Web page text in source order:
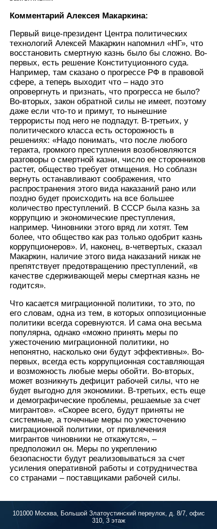
Комментарий Алексея Макаркина:
Первый вице-президент Центра политических
технологий Алексей Макаркин напомнил «НГ», что
восстановить смертную казнь было бы сложно. Во-
первых, есть решение Конституционного суда.
Например, там сказано о прогрессе РФ в правовой
сфере, а теперь выходит что – надо это
опровергнуть и признать, что прогресса не было?
Во-вторых, закон обратной силы не имеет, поэтому
даже если что-то и примут, то нынешние
террористы под него не подпадут. В-третьих, у
политического класса есть осторожность в
решениях: «Надо понимать, что после любого
теракта, громкого преступления возобновляются
разговоры о смертной казни, число ее сторонников
растет, общество требует отмщения. Но соблазн
вернуть останавливают соображения, что
распространения этого вида наказаний рано или
поздно будет происходить на все большее
количество преступлений. В СССР была казнь за
коррупцию и экономические преступления,
например. Чиновники этого вряд ли хотят. Тем
более, что общество как раз только одобрит казнь
коррупционеров». И, наконец, в-четвертых, сказал
Макаркин, наличие этого вида наказаний никак не
препятствует предотвращению преступлений, «в
качестве сдерживающей меры смертная казнь не
годится».
Что касается миграционной политики, то это, по
его словам, одна из тем, в которых оппозиционные
политики всегда соревнуются. И сама она весьма
популярна, однако «можно принять меры по
ужесточению миграционной политики, но
непонятно, насколько они будут эффективны». Во-
первых, всегда есть коррупционная составляющая
и возможность любые меры обойти. Во-вторых,
может возникнуть дефицит рабочей силы, что не
будет выгодно для экономики. В-третьих, есть еще
и демографические проблемы, решаемые за счет
мигрантов». «Скорее всего, будут приняты не
системные, а точечные меры по ужесточению
миграционной политики, от привлечения
мигрантов чиновники не откажутся», –
предположил он. Меры по укреплению
безопасности будут реализовываться за счет
усиления оперативной работы и сотрудничества
со странами – поставщиками рабочей силы.
101000 Москва, Большой Златоустинский переулок, д. 8/7, офис
310, 3 этаж